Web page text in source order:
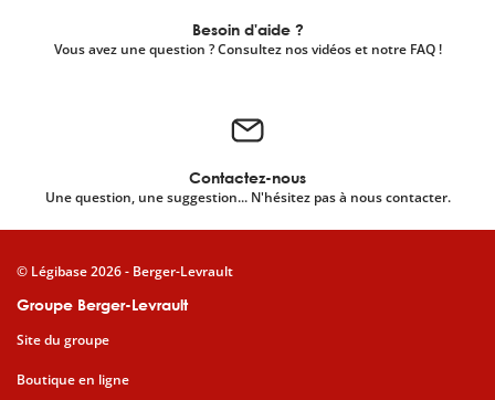
Besoin d'aide ?
Vous avez une question ? Consultez nos vidéos et notre FAQ !
Contactez-nous
Une question, une suggestion... N'hésitez pas à nous contacter.
Groupe Berger-Levrault
Site du groupe
Boutique en ligne
© Légibase 2026 - Berger-Levrault